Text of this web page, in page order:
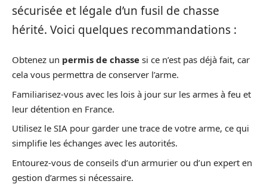
sécurisée et légale d’un fusil de chasse
hérité. Voici quelques recommandations :
Obtenez un permis de chasse si ce n’est pas déjà fait, car
cela vous permettra de conserver l’arme.
Familiarisez-vous avec les lois à jour sur les armes à feu et
leur détention en France.
Utilisez le SIA pour garder une trace de votre arme, ce qui
simplifie les échanges avec les autorités.
Entourez-vous de conseils d’un armurier ou d’un expert en
gestion d’armes si nécessaire.